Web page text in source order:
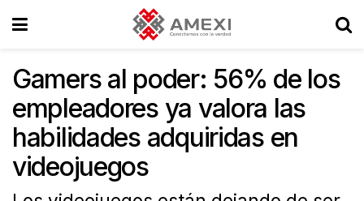
Gamers al poder: 56% de los
empleadores ya valora las
habilidades adquiridas en
videojuegos